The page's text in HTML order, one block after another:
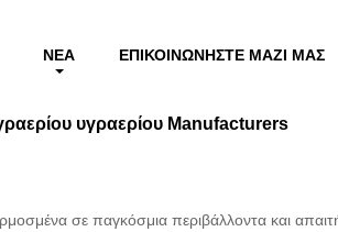
ΝΈΑ ΕΠΙΚΟΙΝΩΝΉΣΤΕ ΜΑΖΊ ΜΑΣ
υγραερίου
υγραερίου Manufacturers
σε παγκόσμια περιβάλλοντα και